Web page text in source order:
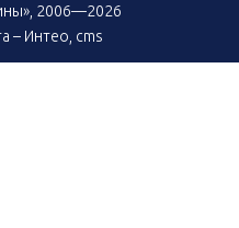
2006—2026
– Интео cms